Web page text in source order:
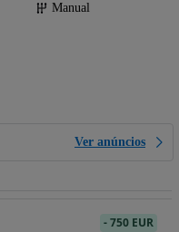
Manual
Ver anúncios
-750 EUR